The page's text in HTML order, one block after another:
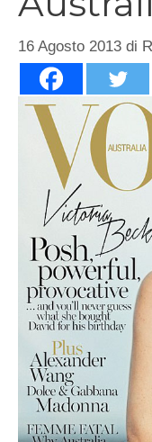
16 Agosto 2013 di